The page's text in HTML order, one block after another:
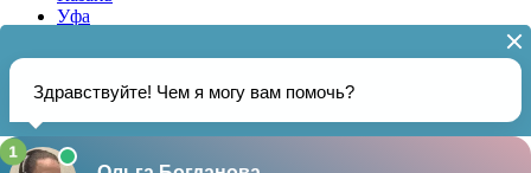
Уфа
Актуальная информация о1357домах и39управляющих
01.08.2026
gorodchelny.ru • Жилые дома Набережных Челнов •Источник